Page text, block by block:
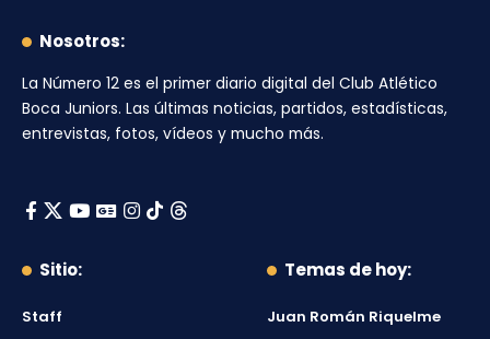
Nosotros:
La Número 12 es el primer diario digital del Club Atlético
Boca Juniors. Las últimas noticias, partidos, estadísticas,
entrevistas, fotos, vídeos y mucho más.
Sitio:
Staff
Temas de hoy:
Juan Román Riquelme